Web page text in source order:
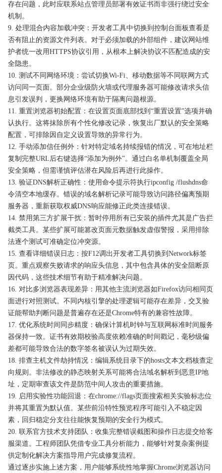
存在问题，此时应联系站点管理员部署有效证书而非强行绕过安全
机制。
9. 处理混合内容加载冲突：开发者工具中切换到控制台面板查看是
否有阻止的资源文件列表。对于必须加载的外部组件，建议网站维
护者统一改用HTTPS协议引用，从根本上解决协议不匹配造成的安
全隐患。
10. 测试不同网络环境：尝试切换Wi-Fi、移动数据等不同联网方式
访问同一页面。部分企业级防火墙或代理服务器可能修改请求头信
息引发误判，更换网络环境有助于隔离问题根源。
11. 重置浏览器初始配置：在设置页面底部找到“重置设置”选项并确
认执行。这将抹除所有个性化修改记录，恢复出厂默认的安全策略
配置，可排除因自定义设置导致的异常行为。
12. 手动添加信任例外：针对特定域名持续报错的情况，可在地址栏
复制完整URL后右键选择“添加为例外”。通过白名单机制覆盖全局
安全策略，但需谨慎评估潜在风险后再进行此操作。
13. 验证DNS解析正确性：使用命令提示符执行ipconfig /flushdns命
令清空本地缓存。错误的域名解析记录可能导致访问路径偏离预期
服务器，重新获取权威DNS响应能修正此类连接错误。
14. 禁用第三方扩展干扰：暂时停用所有已安装的插件尤其是广告拦
截类工具。某些扩展可能篡改页面元数据触发虚假警报，采用排除
法逐个测试可准确定位冲突源。
15. 查看详细错误日志：按F12调出开发者工具切换到Network标签
页。重点观察失败请求的响应头信息，其中包含具体的安全阻断原
因代码，这些技术细节有助于精准解决问题。
16. 对比多浏览器表现差异：用其他主流浏览器如Firefox访问相同页
面进行对照测试。不同内核引擎的处理逻辑可能存在差异，交叉验
证能帮助判断问题是普遍存在还是Chrome特有的兼容性故障。
17. 优化系统时间同步精度：确保计算机时钟与互联网标准时间服务
器保持一致。证书有效期校验高度依赖准确的时间戳记，毫秒级偏
差都可能导致合法的数字签名被误认为过期失效。
18. 排查主机文件劫持情况：编辑系统目录下的hosts文本文档核查定
向规则。非法修改的静态映射关系可能将合法域名解析到恶意IP地
址，定期审查该文件是防范中间人攻击的重要措施。
19. 启用实验性功能回退：在chrome://flags页面搜索相关实验标志位
并将其重置为默认值。某些前沿特性预览程序可能引入不稳定因
素，回归稳定分支往往能恢复预期的安全行为模式。
20. 联系官方技术支持团队：收集完整错误截图和操作日志提交给客
服渠道。工程师团队凭借专业工具分析能力，能够针对复杂案例提
供定制化解决方案指导用户完成修复流程。
通过逐步实施上述方案，用户能够系统性地掌握Chrome浏览器访问